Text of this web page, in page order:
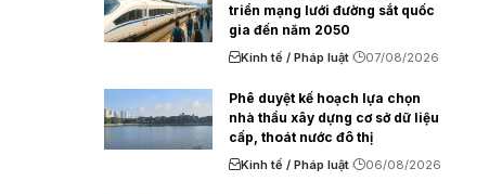
triển mạng lưới đường sắt quốc
gia đến năm 2050
Kinh tế / Pháp luật 07/08/2026
Phê duyệt kế hoạch lựa chọn
nhà thầu xây dựng cơ sở dữ liệu
cấp, thoát nước đô thị
Kinh tế / Pháp luật 06/08/2026